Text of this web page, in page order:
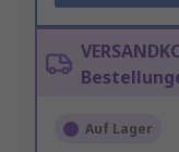
Auf Lager